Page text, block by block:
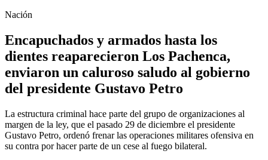
Nación
Encapuchados y armados hasta los
dientes reaparecieron Los Pachenca,
enviaron un caluroso saludo al gobierno
del presidente Gustavo Petro
La estructura criminal hace parte del grupo de organizaciones al
margen de la ley, que el pasado 29 de diciembre el presidente
Gustavo Petro, ordenó frenar las operaciones militares ofensiva en
su contra por hacer parte de un cese al fuego bilateral.